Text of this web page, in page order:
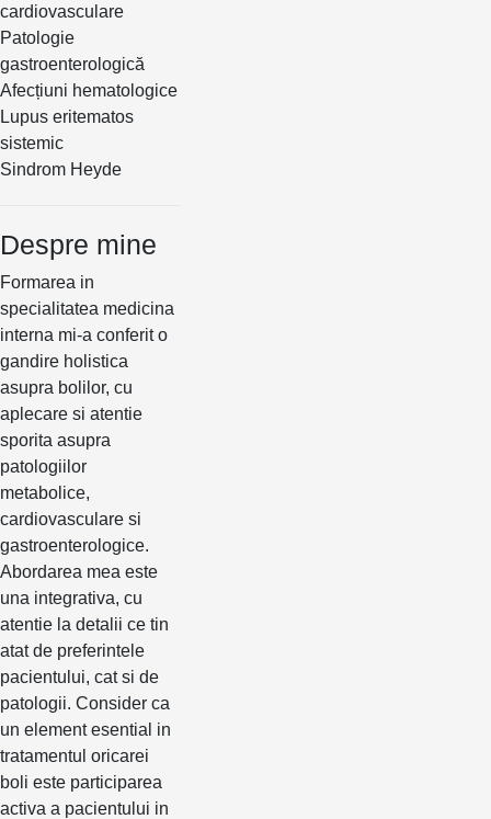
cardiovasculare
Patologie
gastroenterologică
Afecțiuni hematologice
Lupus eritematos
sistemic
Sindrom Heyde
Despre mine
Formarea in
specialitatea medicina
interna mi-a conferit o
gandire holistica
asupra bolilor, cu
aplecare si atentie
sporita asupra
patologiilor
metabolice,
cardiovasculare si
gastroenterologice.
Abordarea mea este
una integrativa, cu
atentie la detalii ce tin
atat de preferintele
pacientului, cat si de
patologii. Consider ca
un element esential in
tratamentul oricarei
boli este participarea
activa a pacientului in